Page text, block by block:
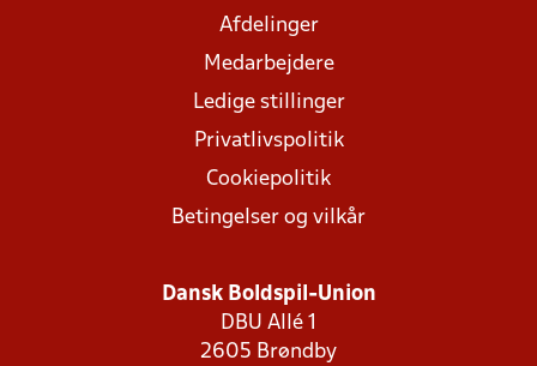
Afdelinger
Medarbejdere
Ledige stillinger
Privatlivspolitik
Cookiepolitik
Betingelser og vilkår
Dansk Boldspil-Union
DBU Allé 1
2605 Brøndby